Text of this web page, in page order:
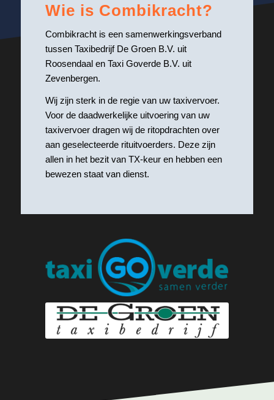
Wie is Combikracht?
Combikracht is een samenwerkingsverband
tussen Taxibedrijf De Groen B.V. uit
Roosendaal en Taxi Goverde B.V. uit
Zevenbergen.
Wij zijn sterk in de regie van uw taxivervoer.
Voor de daadwerkelijke uitvoering van uw
taxivervoer dragen wij de ritopdrachten over
aan geselecteerde rituitvoerders. Deze zijn
allen in het bezit van TX-keur en hebben een
bewezen staat van dienst.